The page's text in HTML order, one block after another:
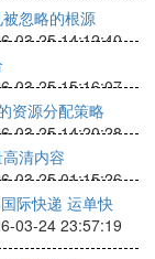
忽略的根源
03-25 14:12:40
03-25 15:16:07
资源分配策略
03-25 14:20:28
清内容
03-25 01:15:26
际快递 运单快
03-24 23:57:19